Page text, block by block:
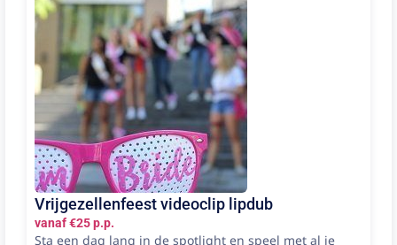
Vrijgezellenfeest videoclip lipdub
vanaf €25 p.p.
Sta een dag lang in de spotlight en speel met al je